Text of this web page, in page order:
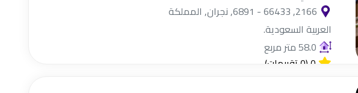
2166, 66433 - 6891, نجران, المملكة
العربية السعودية.
58.0 متر مربع
0(0 تقييمات)